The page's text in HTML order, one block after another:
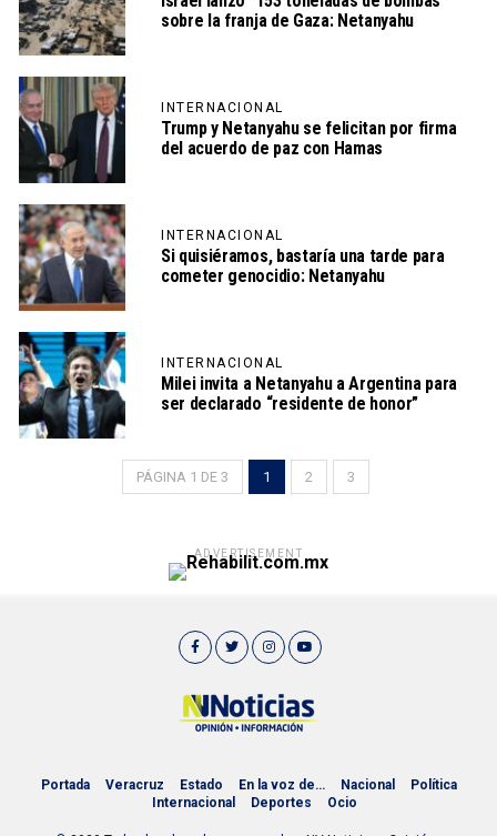
sobre la franja de Gaza: Netanyahu
INTERNACIONAL
Trump y Netanyahu se felicitan por firma
del acuerdo de paz con Hamas
INTERNACIONAL
Si quisiéramos, bastaría una tarde para
cometer genocidio: Netanyahu
INTERNACIONAL
Milei invita a Netanyahu a Argentina para
ser declarado “residente de honor”
PÁGINA 1 DE 3 1 2 3
ADVERTISEMENT
Portada Veracruz Estado En la voz de… Nacional
Política
Internacional
Deportes Ocio